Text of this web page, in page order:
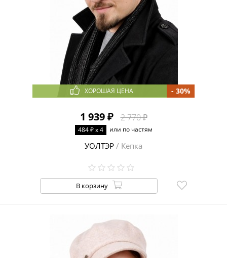
ХОРОШАЯ ЦЕНА
1 939 ₽ 2 770 ₽
- 30%
484 ₽ x 4 или по частям
УОЛТЭР / Кепка
В корзину